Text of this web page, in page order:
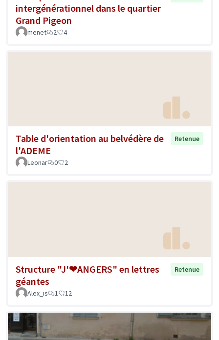
intergénérationnel dans le quartier
Grand Pigeon
menet 2 4
Table d'orientation au belvédère de
l'ADEME
Retenue
Leonar 0 2
Structure "J'❤ANGERS" en lettres
géantes
Retenue
Alex_is 1 12